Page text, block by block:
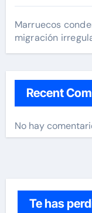
Marruecos
migración
Recent
No hay
Te has